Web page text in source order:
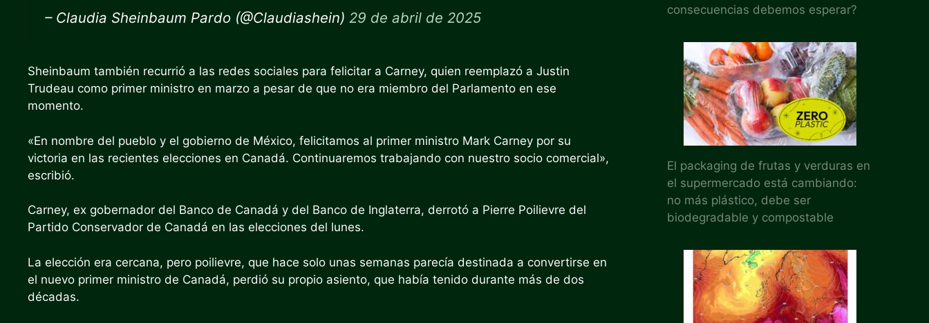
– Claudia Sheinbaum Pardo (@Claudiashein) 29 de abril de 2025
Sheinbaum también recurrió a las redes sociales para felicitar a Carney, quien reemplazó a Justin
Trudeau como primer ministro en marzo a pesar de que no era miembro del Parlamento en ese
momento.
«En nombre del pueblo y el gobierno de México, felicitamos al primer ministro Mark Carney por su
victoria en las recientes elecciones en Canadá. Continuaremos trabajando con nuestro socio comercial»,
escribió.
Carney, ex gobernador del Banco de Canadá y del Banco de Inglaterra, derrotó a Pierre Poilievre del
Partido Conservador de Canadá en las elecciones del lunes.
La elección era cercana, pero poilievre, que hace solo unas semanas parecía destinada a convertirse en
el nuevo primer ministro de Canadá, perdió su propio asiento, que había tenido durante más de dos
décadas.
consecuencias debemos esperar?
El packaging de frutas y verduras en
el supermercado está cambiando:
no más plástico, debe ser
biodegradable y compostable